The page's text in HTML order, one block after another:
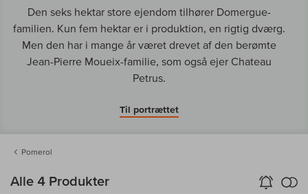
Den seks hektar store ejendom tilhører Domergue-
familien. Kun fem hektar er i produktion, en rigtig dværg.
Men den har i mange år været drevet af den berømte
Jean-Pierre Moueix-familie, som også ejer Chateau
Petrus.
Til portrættet
Pomerol
Alle 4 Produkter Vin-Alarm
aktiver